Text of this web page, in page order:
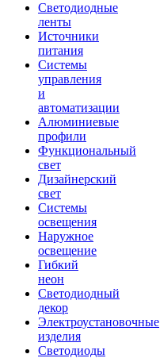
Светодиодные
ленты
Источники
питания
Системы
управления
и
автоматизации
Алюминиевые
профили
Функциональный
свет
Дизайнерский
свет
Системы
освещения
Наружное
освещение
Гибкий
неон
Светодиодный
декор
Электроустановочные
изделия
Светодиоды